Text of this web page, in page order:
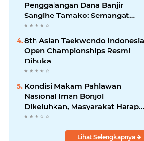
Penggalangan Dana Banjir
Sangihe-Tamako: Semangat
Kebersamaan & Solidaritas
Tetap Terjaga
8th Asian Taekwondo Indonesia
Open Championships Resmi
Dibuka
Kondisi Makam Pahlawan
Nasional Iman Bonjol
Dikeluhkan, Masyarakat Harap
Pemerintah Segera Lakukan
Lihat Selengkapnya